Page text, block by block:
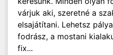
várjuk aki, szeretné a
elsajátítani. Lehetsz
fodrász, a mostani
fix...